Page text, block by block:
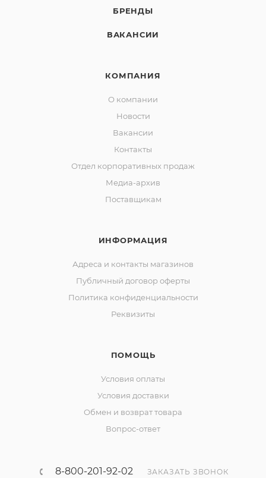
БРЕНДЫ
ВАКАНСИИ
КОМПАНИЯ
О компании
Новости
Вакансии
Контакты
Отдел корпоративных продаж
Медиа-архив
Поставщикам
ИНФОРМАЦИЯ
Адреса и контакты магазинов
Публичный договор оферты
Политика конфиденциальности
Реквизиты
ПОМОЩЬ
Условия оплаты
Условия доставки
Обмен и возврат товара
Вопрос-ответ
8-800-201-92-02 ЗАКАЗАТЬ ЗВОНОК